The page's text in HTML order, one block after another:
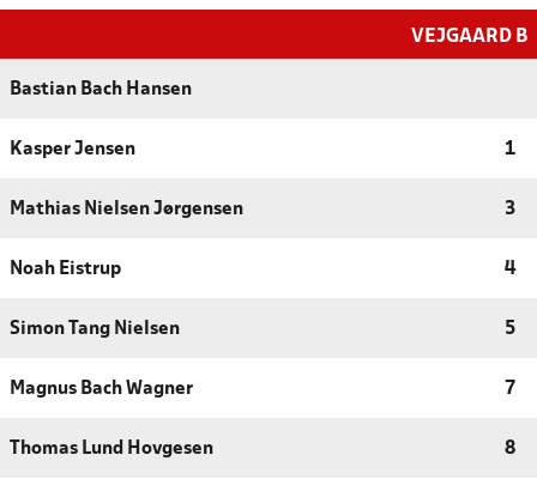
VEJGAARD B
Bastian Bach Hansen
Kasper Jensen 1
Mathias Nielsen Jørgensen 3
Noah Eistrup 4
Simon Tang Nielsen 5
Magnus Bach Wagner 7
Thomas Lund Hovgesen 8